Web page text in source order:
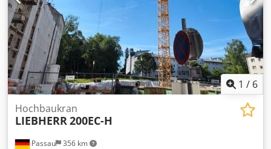
1 / 6
Passau 356 km
Hochbaukran
LIEBHERR200EC-H